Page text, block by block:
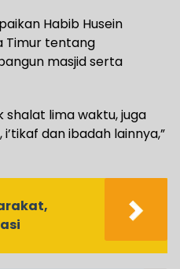
Habib Husein
Timur tentang
masjid serta
shalat lima waktu, juga
dan ibadah lainnya,”